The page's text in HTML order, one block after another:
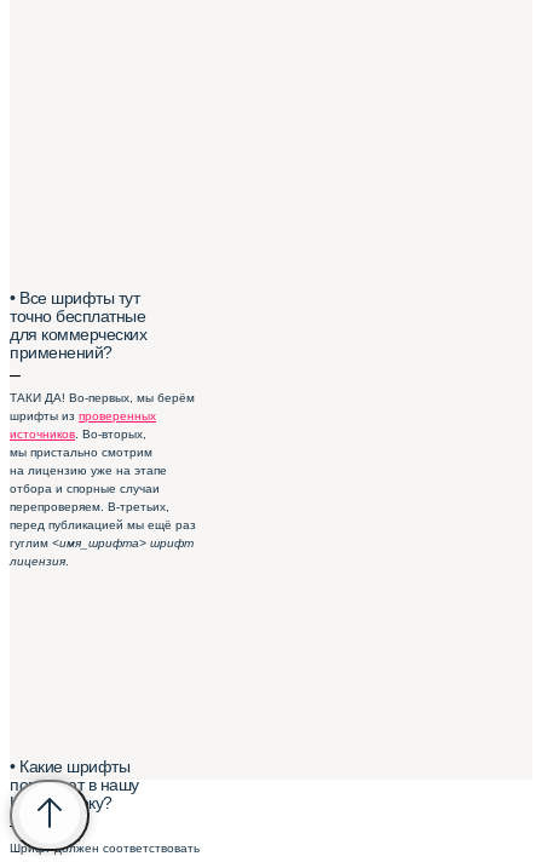
• Все шрифты тут
точно бесплатные
для коммерческих
применений?
–
ТАКИ ДА! Во-первых, мы берём
шрифты из проверенных
источников . Во-вторых,
мы пристально смотрим
на лицензию уже на этапе
отбора и спорные случаи
перепроверяем. В-третьих,
перед публикацией мы ещё раз
гуглим <имя_шрифта> шрифт
лицензия
• Какие шрифты
попадают в нашу
Шрифтотеку?
–
Шрифт должен соответствовать